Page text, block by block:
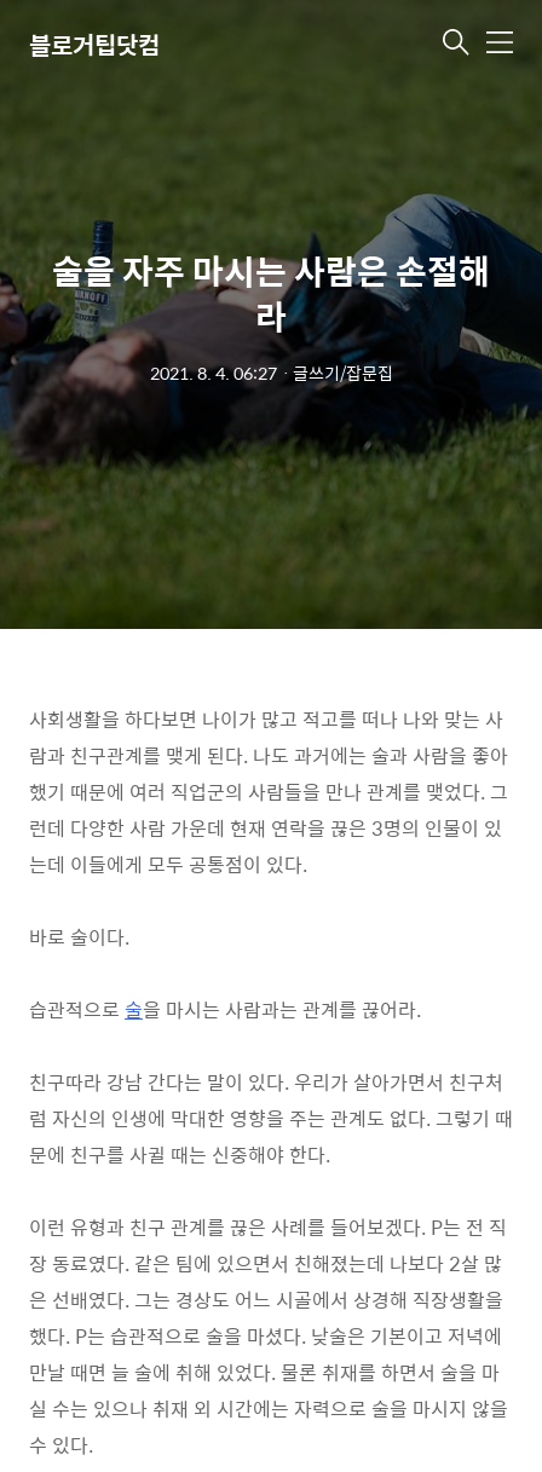
블로거팁닷컴 메
술을 자주 마시는 사람은 손절해
라
2021. 8. 4. 06:27ㆍ 글쓰기/잡문집
사회생활을 하다보면 나이가 많고 적고를 떠나 나와 맞는 사
람과 친구관계를 맺게 된다. 나도 과거에는 술과 사람을 좋아
했기 때문에 여러 직업군의 사람들을 만나 관계를 맺었다. 그
런데 다양한 사람 가운데 현재 연락을 끊은 3명의 인물이 있
는데 이들에게 모두 공통점이 있다.
바로 술이다.
습관적으로 술을 마시는 사람과는 관계를 끊어라.
친구따라 강남 간다는 말이 있다. 우리가 살아가면서 친구처
럼 자신의 인생에 막대한 영향을 주는 관계도 없다. 그렇기 때
문에 친구를 사귈 때는 신중해야 한다.
이런 유형과 친구 관계를 끊은 사례를 들어보겠다. P는 전 직
장 동료였다. 같은 팀에 있으면서 친해졌는데 나보다 2살 많
은 선배였다. 그는 경상도 어느 시골에서 상경해 직장생활을
했다. P는 습관적으로 술을 마셨다. 낮술은 기본이고 저녁에
만날 때면 늘 술에 취해 있었다. 물론 취재를 하면서 술을 마
실 수는 있으나 취재 외 시간에는 자력으로 술을 마시지 않을
수 있다.